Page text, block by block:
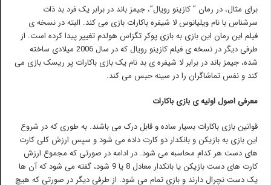
برای مثال، در رمان ” کازینو رویال”، جیمز باند در برابر یک فرد بد ذات
سرشناس با نام ویلیانوس لا شیفره باکارات بازی می کند. البته در نسخه ی
فیلم این رمان این بازی به بازی پوکر تگزاس هولدم تغییر پیدا کرده است. از
طرفی دیگر در نسخه ی فیلم کازینو رویال که در سال 2006 میلادی ساخته
شده، جیمز باند در برابر لا شیفره ی بد نام یک بازی باکارات پر ریسک بازی می
کند و نفس تماشاگران را در سینه حبس می کند.
معرفی اصول اولیه ی بازی باکارات
قوانین بازی باکارات بسیار ساده و قابل درک می باشند. به طوری که در شروع
این بازی به بازیکن و بانکدار دو کارت داده می شود و سپس ارزش کلی کارت
های دست هر کدام محاسبه می شود. در ادامه در صورتی که مجموع ارزش
کارت های دست بازیکن یا بانکدار معادل 8 یا 9 شود، گفته می شود که آن ها
یک دست نچرال دارند و بازی تمام می شود. از طرفی دیگر در صورتی که هیچ